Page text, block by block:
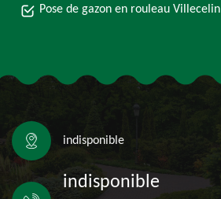
Pose de gazon en rouleau Villecelin
indisponible
indisponible